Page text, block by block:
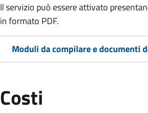
Il servizio può essere attivato
in formato PDF.
Moduli da compilare e documenti
Costi